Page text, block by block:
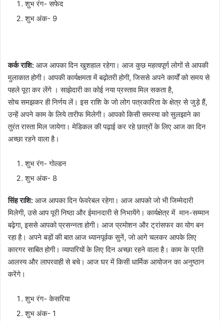
शुभ रंग- सफेद
शुभ अंक- 9
कर्क राशि: आज आपका दिन खुशहाल रहेगा। आज कुछ महत्वपूर्ण लोगों से आपकी
मुलाकात होगी। आपकी कार्यक्षमता में बढ़ोतरी होगी, जिससे अपने कार्यों को समय से
पहले पूरा कर लेंगे । साझेदारी का कोई नया प्रस्ताव मिल सकता है,
सोच समझकर ही निर्णय लें। इस राशि के जो लोग पत्रकारिता के क्षेत्र से जुड़े हैं,
उन्हें अपने काम के लिये तारीफ मिलेगी। आपको किसी समस्या को सुलझाने का
तुरंत रास्ता मिल जायेगा। मेडिकल की पढ़ाई कर रहे छात्रों के लिए आज का दिन
अच्छा रहने वाला है।
शुभ रंग- गोल्डन
शुभ अंक- 8
सिंह राशि: आज आपका दिन फेवरेबल रहेगा। आज आपको जो भी जिम्मेदारी
मिलेगी, उसे आप पूरी निष्ठा और ईमानदारी से निभायेंगे। कार्यक्षेत्र में मान-सम्मान
बढ़ेगा, इससे आपको प्रसन्नता होगी। आज प्रमोशन और ट्रांसफर का योग बन
रहा है। अपने बड़ों की बात आज ध्यानपूर्वक सुनें, जो आगे चलकर आपके लिए
कारगर साबित होगी। व्यापारियों के लिए दिन अच्छा रहने वाला है। काम के प्रति
आलस्य और लापरवाही से बचे। आज घर में किसी धार्मिक आयोजन का अनुष्ठान
करेंगे।
शुभ रंग- केसरिया
शुभ अंक- 1